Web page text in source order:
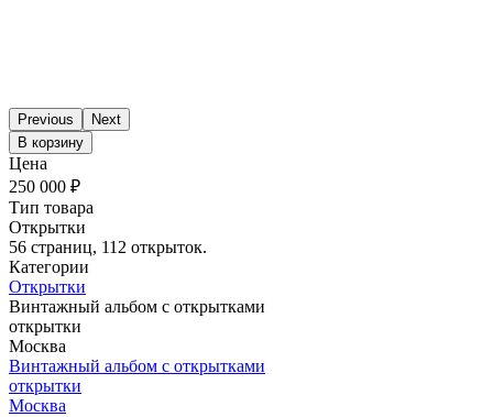
Previous
Next
В корзину
Цена
250 000 ₽
Тип товара
Открытки
56 страниц, 112 открыток.
Категории
Открытки
Винтажный альбом с открытками
­открытки
Москва
Винтажный альбом с открытками
­открытки
Москва